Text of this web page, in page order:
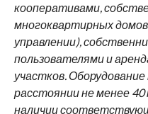
кооперативами,
многоквартирных
управлении),
пользователями и
участков.
расстоянии не менее
наличии